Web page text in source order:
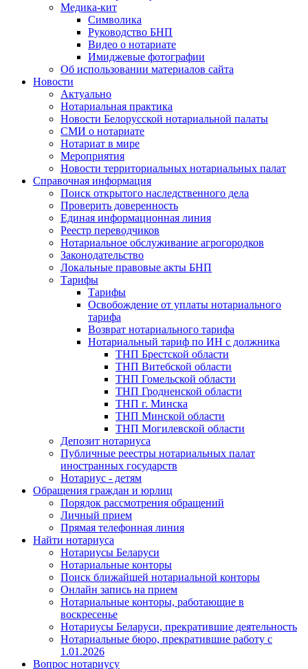
Медика-кит
Символика
Руководство БНП
Видео о нотариате
Имиджевые фотографии
Об использовании материалов сайта
Новости
Актуально
Нотариальная практика
Новости Белорусской нотариальной палаты
СМИ о нотариате
Нотариат в мире
Мероприятия
Новости территориальных нотариальных палат
Справочная информация
Поиск открытого наследственного дела
Проверить доверенность
Единая информационная линия
Реестр переводчиков
Нотариальное обслуживание агрогородков
Законодательство
Локальные правовые акты БНП
Тарифы
Тарифы
Освобождение от уплаты нотариального
тарифа
Возврат нотариального тарифа
Нотариальный тариф по ИН с должника
ТНП Брестской области
ТНП Витебской области
ТНП Гомельской области
ТНП Гродненской области
ТНП г. Минска
ТНП Минской области
ТНП Могилевской области
Депозит нотариуса
Публичные реестры нотариальных палат
иностранных государств
Нотариус - детям
Обращения граждан и юрлиц
Порядок рассмотрения обращений
Личный прием
Прямая телефонная линия
Найти нотариуса
Нотариусы Беларуси
Нотариальные конторы
Поиск ближайшей нотариальной конторы
Онлайн запись на прием
Нотариальные конторы, работающие в
воскресенье
Нотариусы Беларуси, прекратившие деятельность
Нотариальные бюро, прекратившие работу с
1.01.2026
Вопрос нотариусу